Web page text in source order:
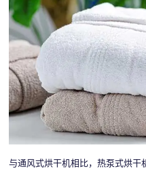
与通风式烘干机相比，热泵式烘干